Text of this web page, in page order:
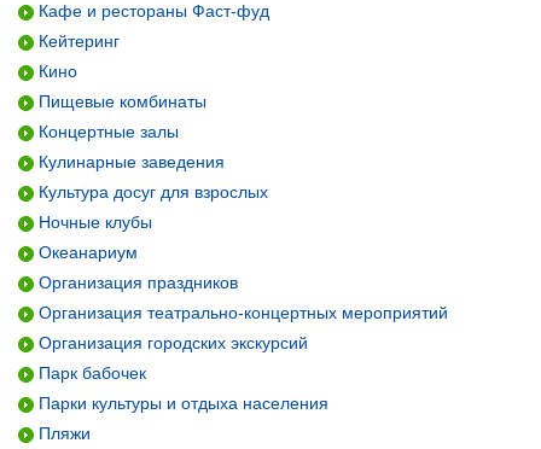
Кафе и рестораны Фаст-фуд
Кейтеринг
Кино
Пищевые комбинаты
Концертные залы
Кулинарные заведения
Культура досуг для взрослых
Ночные клубы
Океанариум
Организация праздников
Организация театрально-концертных мероприятий
Организация городских экскурсий
Парк бабочек
Парки культуры и отдыха населения
Пляжи